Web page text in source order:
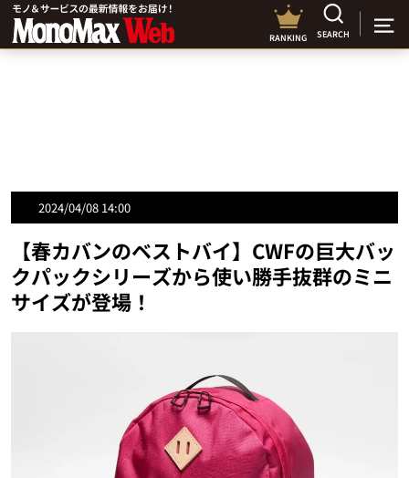
RANKING SEARCH
2024/04/08 14:00
【春カバンのベストバイ】CWFの巨大バッ
クパックシリーズから使い勝手抜群のミニ
サイズが登場！